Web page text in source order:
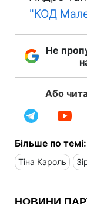
"КОД
Не
Або
Більше по темі:
Тіна Кароль